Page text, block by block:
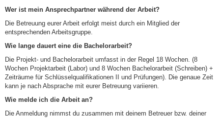
Wer ist mein Ansprechpartner während der Arbeit?
Die Betreuung eurer Arbeit erfolgt meist durch ein Mitglied der
entsprechenden Arbeitsgruppe
Wie lange dauert eine die Bachelorarbeit?
Die Projekt- und Bachelorarbeit umfasst in der Regel 18 Wochen. (8
Wochen Projektarbeit (Labor) und 8 Wochen Bachelorarbeit (Schreiben) +
Zeiträume für Schlüsselqualifikationen II und Prüfungen) Die genaue Zeit
kann je nach Absprache mit eurer Betreuung variieren.
Wie melde ich die Arbeit an?
Die Anmeldung nimmst du zusammen mit deinem Betreuer bzw. deiner